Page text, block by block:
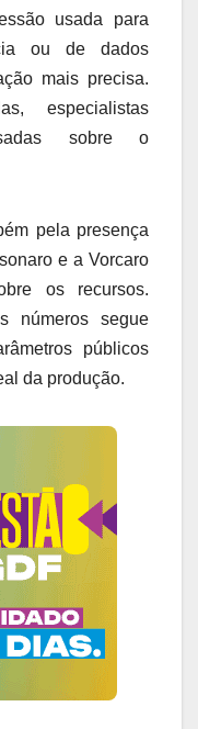
usada para
ou de dados
mais precisa.
especialistas
sobre o
pela presença
e a Vorcaro
os recursos.
números segue
públicos
da produção.